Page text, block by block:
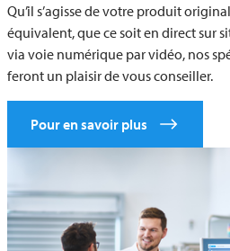
Qu’il s’agisse de votre produit
équivalent, que ce soit en direct sur
via voie numérique par vidéo, nos
feront un plaisir de vous conseiller.
Pour en savoir plus